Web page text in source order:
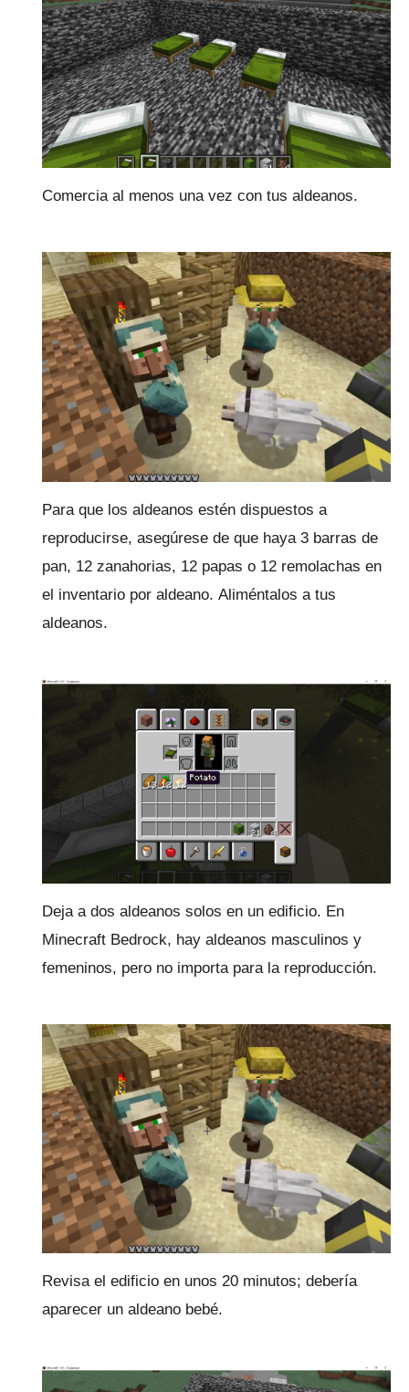
Comercia al menos una vez con tus aldeanos.
Para que los aldeanos estén dispuestos a
reproducirse, asegúrese de que haya 3 barras de
pan, 12 zanahorias, 12 papas o 12 remolachas en
el inventario por aldeano. Aliméntalos a tus
aldeanos.
Deja a dos aldeanos solos en un edificio. En
Minecraft Bedrock, hay aldeanos masculinos y
femeninos, pero no importa para la reproducción.
Revisa el edificio en unos 20 minutos; debería
aparecer un aldeano bebé.